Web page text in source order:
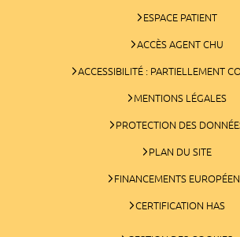
ESPACE PATIENT
ACCÈS AGENT CHU
ACCESSIBILITÉ : PARTIELLEMENT
MENTIONS LÉGALES
PROTECTION DES
PLAN DU SITE
FINANCEMENTS
CERTIFICATION HAS